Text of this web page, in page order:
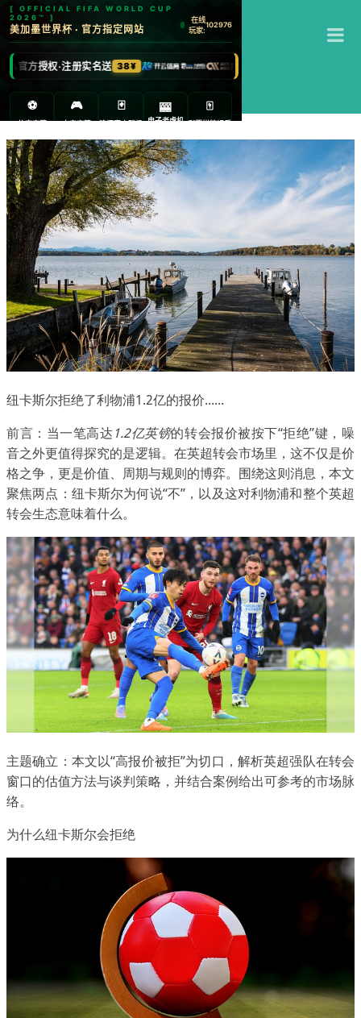
江南体育
纽卡斯尔拒绝了利物浦1.2亿的报价......
前言：当一笔高达 1.2亿英镑的转会报价被按下“拒绝”键，噪
音之外更值得探究的是逻辑。在英超转会市场里，这不仅是价
格之争，更是价值、周期与规则的博弈。围绕这则消息，本文
聚焦两点：纽卡斯尔为何说“不”，以及这对利物浦和整个英超
转会生态意味着什么。
主题确立：本文以“高报价被拒”为切口，解析英超强队在转会
窗口的估值方法与谈判策略，并结合案例给出可参考的市场脉
络。
为什么纽卡斯尔会拒绝